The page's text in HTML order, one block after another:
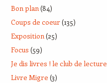
Bon plan(84)
Coups de coeur(135)
Exposition(25)
Focus (59)
Je dis livres ! le club de lecture
Livre Migre (3)